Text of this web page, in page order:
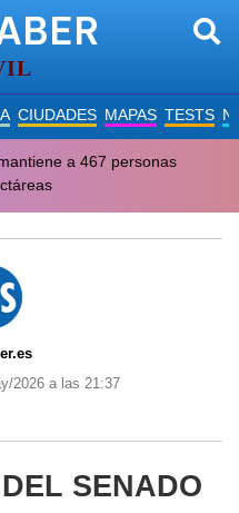
CIUDADES MAPAS TESTS
a 467 personas
2026 a las 21:37
SENADO